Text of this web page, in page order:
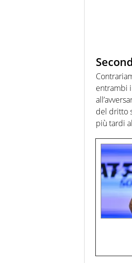
entrambi
del dritto
più tardi